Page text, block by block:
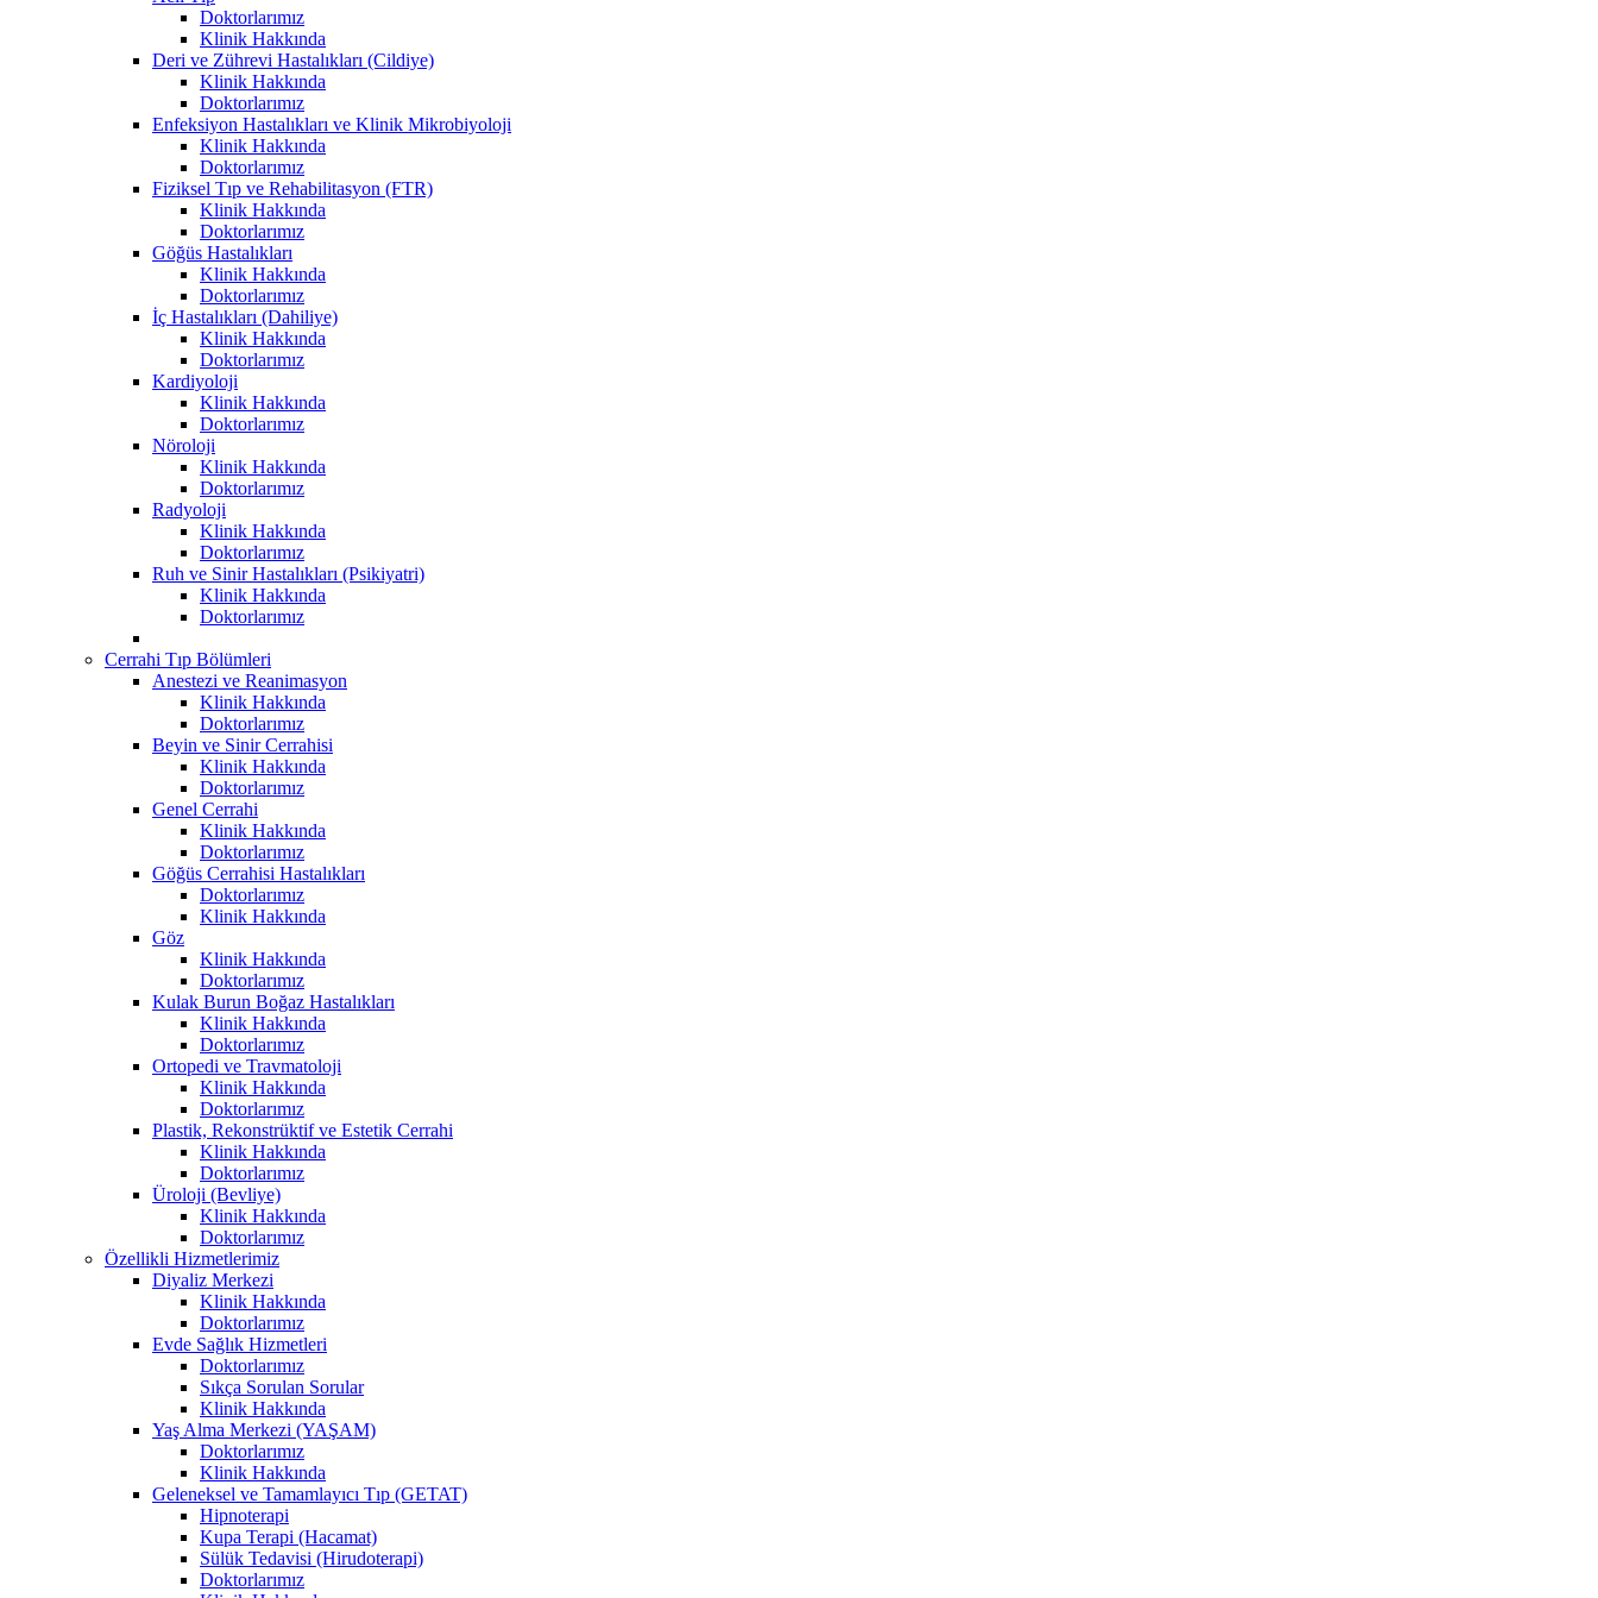
Doktorlarımız
Klinik Hakkında
Deri ve Zührevi Hastalıkları (Cildiye)
Klinik Hakkında
Doktorlarımız
Enfeksiyon Hastalıkları ve Klinik Mikrobiyoloji
Klinik Hakkında
Doktorlarımız
Fiziksel Tıp ve Rehabilitasyon (FTR)
Klinik Hakkında
Doktorlarımız
Göğüs Hastalıkları
Klinik Hakkında
Doktorlarımız
İç Hastalıkları (Dahiliye)
Klinik Hakkında
Doktorlarımız
Kardiyoloji
Klinik Hakkında
Doktorlarımız
Nöroloji
Klinik Hakkında
Doktorlarımız
Radyoloji
Klinik Hakkında
Doktorlarımız
Ruh ve Sinir Hastalıkları (Psikiyatri)
Klinik Hakkında
Doktorlarımız
Cerrahi Tıp Bölümleri
Anestezi ve Reanimasyon
Klinik Hakkında
Doktorlarımız
Beyin ve Sinir Cerrahisi
Klinik Hakkında
Doktorlarımız
Genel Cerrahi
Klinik Hakkında
Doktorlarımız
Göğüs Cerrahisi Hastalıkları
Doktorlarımız
Klinik Hakkında
Göz
Klinik Hakkında
Doktorlarımız
Kulak Burun Boğaz Hastalıkları
Klinik Hakkında
Doktorlarımız
Ortopedi ve Travmatoloji
Klinik Hakkında
Doktorlarımız
Plastik, Rekonstrüktif ve Estetik Cerrahi
Klinik Hakkında
Doktorlarımız
Üroloji (Bevliye)
Klinik Hakkında
Doktorlarımız
Özellikli Hizmetlerimiz
Diyaliz Merkezi
Klinik Hakkında
Doktorlarımız
Evde Sağlık Hizmetleri
Doktorlarımız
Sıkça Sorulan Sorular
Klinik Hakkında
Yaş Alma Merkezi (YAŞAM)
Doktorlarımız
Klinik Hakkında
Geleneksel ve Tamamlayıcı Tıp (GETAT)
Hipnoterapi
Kupa Terapi (Hacamat)
Sülük Tedavisi (Hirudoterapi)
Doktorlarımız